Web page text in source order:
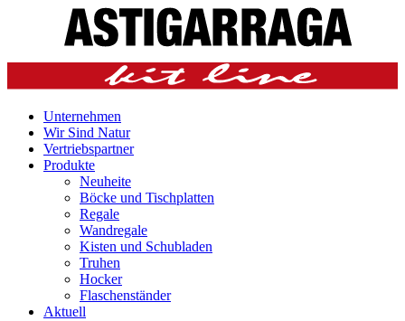
Unternehmen
Wir Sind Natur
Vertriebspartner
Produkte
Neuheite
Böcke und Tischplatten
Regale
Wandregale
Kisten und Schubladen
Truhen
Hocker
Flaschenständer
Aktuell